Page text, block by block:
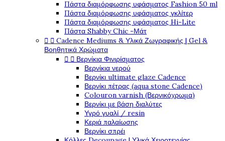
Πάστα διαμόρφωσης υφάσματος Fashion 50 ml
Πάστα διαμόρφωσης υφάσματος γκλίτερ
Πάστα διαμόρφωσης υφάσματος Hi-Lite
Πάστα Shabby Chic -Μάτ
  Cadence Mediums & Υλικά Ζωγραφικής | Gel &
Βοηθητικά Χρώματα
  Βερνίκια Φινιρίσματος
Βερνίκια νερού
Βερνίκι ultimate glaze Cadence
Βερνίκι πέτρας (aqua stone Cadence)
Colouron varnish (Βερνικόχρωμα)
Βερνίκι με βάση διαλύτες
Υγρό γυαλί / resin
Κεριά παλαίωσης
Βερνίκι σπρέι